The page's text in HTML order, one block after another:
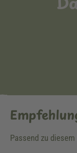
Passend zu